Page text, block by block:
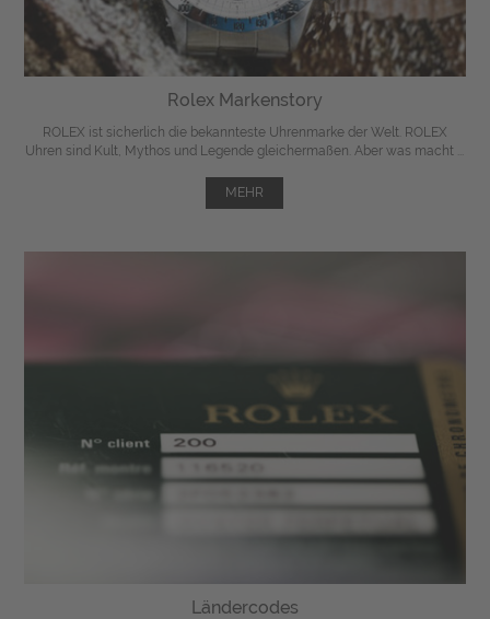
Rolex Markenstory
ROLEX ist sicherlich die bekannteste Uhrenmarke der Welt. ROLEX
Uhren sind Kult, Mythos und Legende gleichermaßen. Aber was macht ...
MEHR
Ländercodes